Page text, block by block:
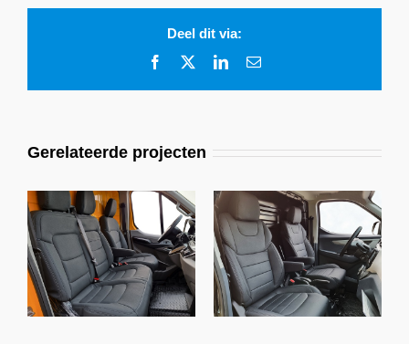
Deel dit via:
Facebook LinkedIn
E-
Gerelateerde projecten
Maxus eDeliver 9,
Alba eco-leather®
Antraciet
Maxus eDeliver3,
Alba eco-leather®
zwart